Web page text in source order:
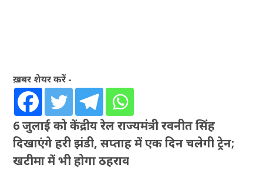
ख़बर शेयर करें -
6 जुलाई को केंद्रीय रेल राज्यमंत्री रवनीत सिंह
दिखाएंगे हरी झंडी, सप्ताह में एक दिन चलेगी ट्रेन;
खटीमा में भी होगा ठहराव